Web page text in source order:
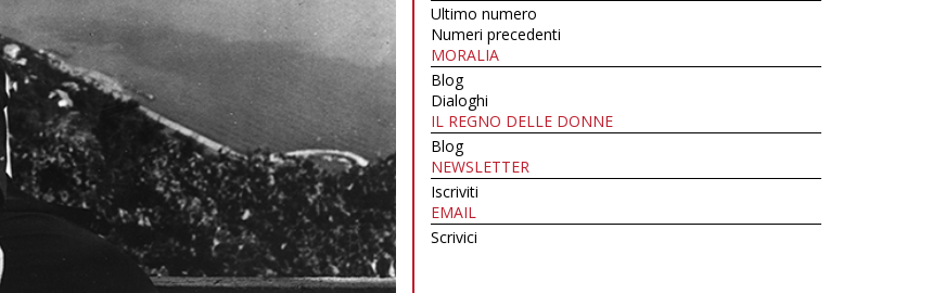
Ultimo numero
Numeri precedenti
MORALIA
Blog
Dialoghi
IL REGNO DELLE DONNE
Blog
NEWSLETTER
Iscriviti
EMAIL
Scrivici